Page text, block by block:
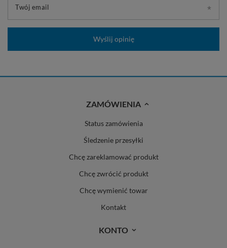
Twój email
Wyślij opinię
ZAMÓWIENIA
Status zamówienia
Śledzenie przesyłki
Chcę zareklamować produkt
Chcę zwrócić produkt
Chcę wymienić towar
Kontakt
KONTO